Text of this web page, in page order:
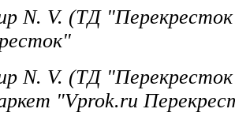
N. V. (ТД
N. V. (ТД
"Vprok.ru